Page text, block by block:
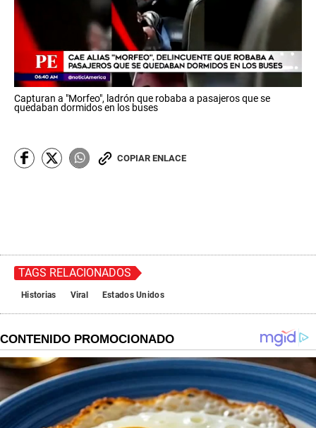
o
f
n
u
o
n
Capturan a "Morfeo", ladrón que robaba a pasajeros que se
quedaban dormidos en los buses
COPIAR ENLACE
TAGS RELACIONADOS
Historias Viral Estados Unidos